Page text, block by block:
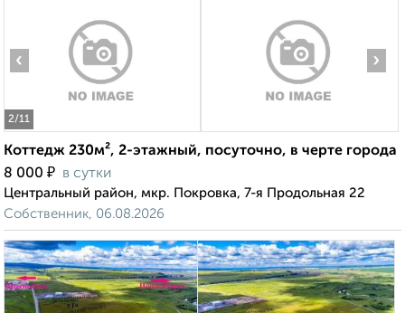
2/11
‹ ›
Коттедж 230м², 2-этажный, посуточно, в черте города
8 000 ₽ в сутки
Центральный район, мкр. Покровка, 7-я Продольная 22
Собственник, 06.08.2026